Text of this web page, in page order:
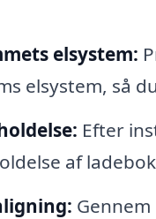
elsystem:
elsystem, så
Efter
af